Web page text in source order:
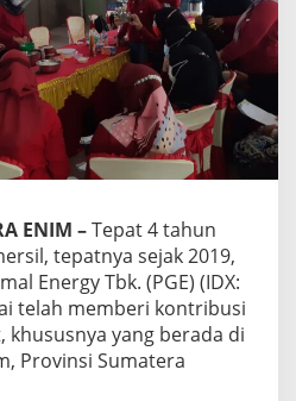
ENIM –Tepat 4 tahun
tepatnya sejak 2019,
Energy Tbk. (PGE) (IDX:
telah memberi kontribusi
khususnya yang berada di
Provinsi Sumatera